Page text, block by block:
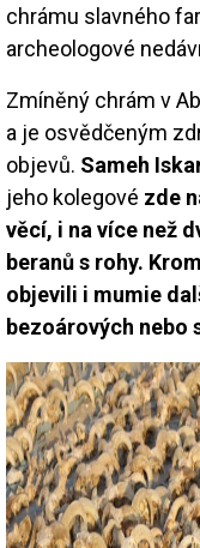
chrámu slavného
archeologové
Zmíněný chrám v
a je osvědčeným
objevů. Sameh
jeho kolegové zde
věcí, i na více než
beranů s rohy.
objevili i mumie
bezoárových nebo